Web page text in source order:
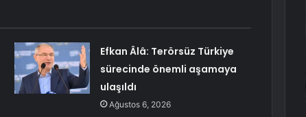
Efkan Âlâ: Terörsüz Türkiye
sürecinde önemli aşamaya
ulaşıldı
Ağustos 6, 2026